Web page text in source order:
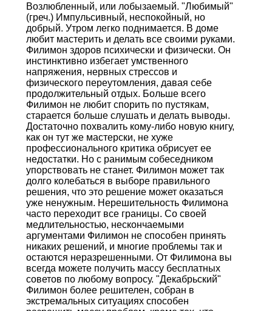
Возлюбленный, или лобызаемый. "Любимый"
(греч.) Импульсивный, неспокойный, но
добрый. Утром легко поднимается. В доме
любит мастерить и делать все своими руками.
Филимон здоров психически и физически. Он
инстинктивно избегает умственного
напряжения, нервных стрессов и
физического переутомления, давая себе
продолжительный отдых. Больше всего
Филимон не любит спорить по пустякам,
старается больше слушать и делать выводы.
Достаточно похвалить кому-либо новую книгу,
как он тут же мастерски, не хуже
профессионального критика обрисует ее
недостатки. Но с ранимым собеседником
упорствовать не станет. Филимон может так
долго колебаться в выборе правильного
решения, что это решение может оказаться
уже ненужным. Нерешительность Филимона
часто переходит все границы. Со своей
медлительностью, нескончаемыми
аргументами Филимон не способен принять
никаких решений, и многие проблемы так и
остаются неразрешенными. От Филимона вы
всегда можете получить массу бесплатных
советов по любому вопросу. "Декабрьский"
Филимон более решителен, собран в
экстремальных ситуациях способен